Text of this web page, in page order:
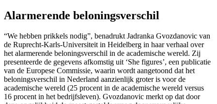
Alarmerende beloningsverschil
“We hebben prikkels nodig”, benadrukt Jadranka Gvozdanovic van
de Ruprecht-Karls-Universiteit in Heidelberg in haar verhaal over
het alarmerende beloningsverschil in de academische wereld. Zij
presenteerde de gegevens afkomstig uit ‘She figures’, een publicatie
van de Europese Commissie, waarin wordt aangetoond dat het
beloningsverschil in Nederland aanzienlijk groter is voor de
academische wereld (25 procent in de academische wereld versus
16 procent in het bedrijfsleven). Gvozdanovic merkt op dat door